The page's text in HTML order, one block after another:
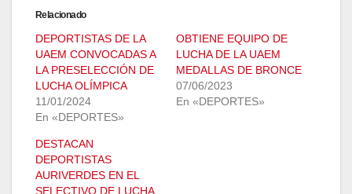
Relacionado
DEPORTISTAS DE LA
UAEM CONVOCADAS A
LA PRESELECCIÓN DE
LUCHA OLÍMPICA
11/01/2024
En «DEPORTES»
OBTIENE EQUIPO DE
LUCHA DE LA UAEM
MEDALLAS DE BRONCE
07/06/2023
En «DEPORTES»
DESTACAN
DEPORTISTAS
AURIVERDES EN EL
SELECTIVO DE LUCHA